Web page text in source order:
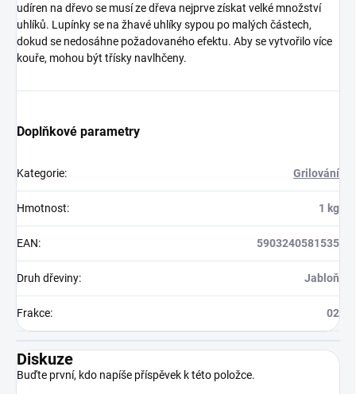
udíren na dřevo se musí ze dřeva nejprve získat velké množství
uhlíků. Lupínky se na žhavé uhlíky sypou po malých částech,
dokud se nedosáhne požadovaného efektu. Aby se vytvořilo více
kouře, mohou být třísky navlhčeny.
Doplňkové parametry
Kategorie: Grilování
Hmotnost: 1 kg
EAN: 5903240581535
Druh dřeviny: Jabloň
Frakce: 02
Diskuze
Buďte první, kdo napíše příspěvek k této položce.